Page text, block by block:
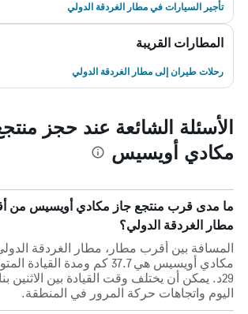
تأجير السيارات في مطار الغردقة الدولي
المطارات القريبة
رحلات طيران إلى مطار الغردقة الدولي
الأسئلة الشائعة عند حجز
مكادي أويسيس
ما مدى قرب منتجع جاز مكادي أويسيس من
مطار الغردقة الدولي؟
المسافة بين أقرب مطار، مطار الغردقة
29د. يمكن أن يختلف وقت القيادة بين
اليوم واتجاهات حركة المرور في المنطقة.